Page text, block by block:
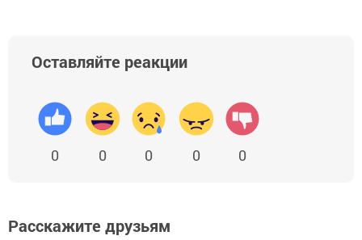
Оставляйте реакции
0 0 0 0 0
Расскажите друзьям